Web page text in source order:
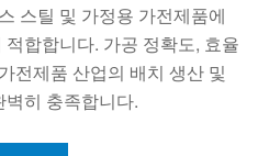
스틸 및 가정용 가전제품에
합합니다. 가공 정확도, 효율
전제품 산업의 배치 생산 및
히 충족합니다.